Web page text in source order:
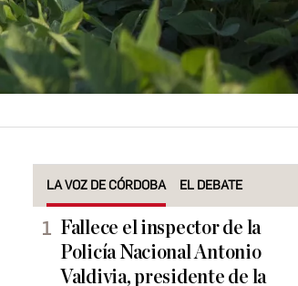
LA VOZ DE CÓRDOBA EL DEBATE
Fallece el inspector de la
Policía Nacional Antonio
Valdivia, presidente de la